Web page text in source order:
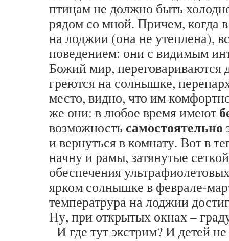
птицам не должно быть
рядом со мной. Причем, когда
на лоджии (она не утеплена),
поведением: они с видимым
Божий мир, переговариваются
греются на солнышке,
место, видно, что им
же они: в любое время имеют
возможность самостоятельно
и вернуться в комнату. Вот в
начну и рамы, затянутые
обеспечения
ярком солнышке в феврале-
температрура на лоджии
Ну, при открытых окнах –
И где тут экстрим? И детей